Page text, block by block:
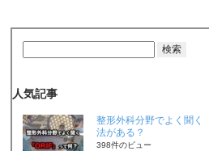
人気記事
整形外科分野でよく聞く
法がある？
398件のビュー